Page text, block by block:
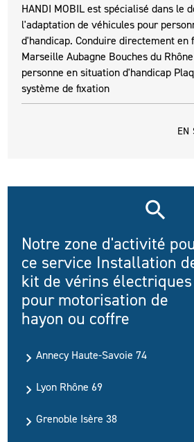
HANDI MOBIL est spécialisé dans le
l'adaptation de véhicules pour
d'handicap. Conduire directement
Marseille Aubagne Bouches du
personne en situation d'handicap
système de fixation
EN
Notre zone d'activité
ce service Installation
kit de vérins électriques
pour motorisation de
hayon ou coffre
Annecy Haute-Savoie 74
Lyon Rhône 69
Grenoble Isère 38